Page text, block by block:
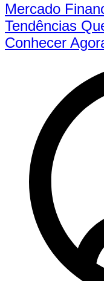
Mercado
Tendências
Conhecer